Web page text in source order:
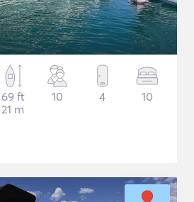
69 ft
21 m
10 4 10